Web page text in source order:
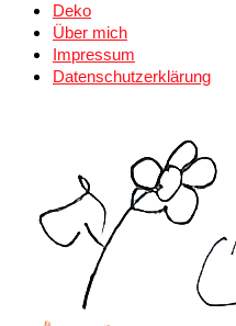
Deko
Über mich
Impressum
Datenschutzerklärung